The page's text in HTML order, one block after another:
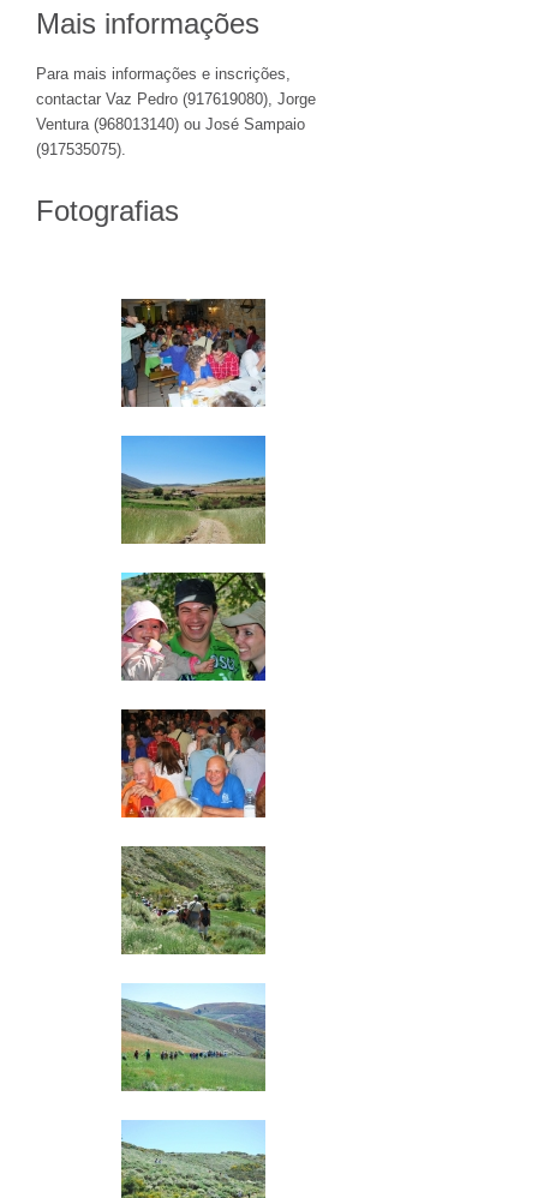
Mais informações
Para mais informações e inscrições,
contactar Vaz Pedro (917619080), Jorge
Ventura (968013140) ou José Sampaio
(917535075).
Fotografias